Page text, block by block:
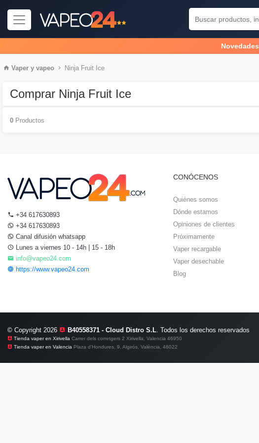
Novedades
Vaper y vapeo Ninja Fruit Ice
Comprar Ninja Fruit Ice
0 Productos
+34 617630893
+34 617630893
Canal difusión whatsapp
Lunes a viernes 10 - 14h | 15 - 18h
info@vapeo24.com
https://www.vapeo24.com
CONÓCENOS
Quiénes somos
Dónde estamos
Opiniones de clientes
Próximamente
Vaper recargable
Vaper desechable
Blog
© Copyright 2026 B40558371 - Cloud Distro S.L. Todos los derechos reservados
Tienda vaper en Xirivella Carrer dels corretgers 2 Xirivella, Valencia 46950
Tienda vaper en Valencia Plaza d'Hondures, 9, Algirós, València, 46022